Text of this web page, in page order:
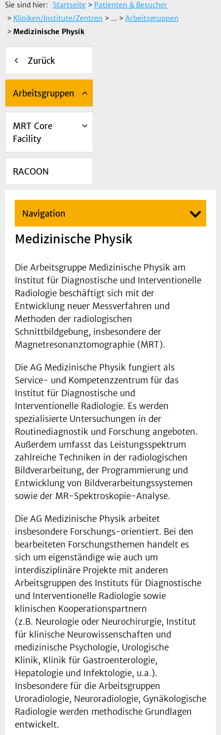
Sie sind hier: Startseite > Patienten & Besucher
> Kliniken/Institute/Zentren > ... > Arbeitsgruppen
> Medizinische Physik
Zurück
Arbeitsgruppen
MRT Core
Facility
RACOON
Navigation
Medizinische Physik
Die Arbeitsgruppe Medizinische Physik am
Institut für Diagnostische und Interventionelle
Radiologie beschäftigt sich mit der
Entwicklung neuer Messverfahren und
Methoden der radiologischen
Schnittbildgebung, insbesondere der
Magnetresonanztomographie (MRT).
Die AG Medizinische Physik fungiert als
Service- und Kompetenzzentrum für das
Institut für Diagnostische und
Interventionelle Radiologie. Es werden
spezialisierte Untersuchungen in der
Routinediagnostik und Forschung angeboten.
Außerdem umfasst das Leistungsspektrum
zahlreiche Techniken in der radiologischen
Bildverarbeitung, der Programmierung und
Entwicklung von Bildverarbeitungssystemen
sowie der MR-Spektroskopie-Analyse.
Die AG Medizinische Physik arbeitet
insbesondere Forschungs-orientiert. Bei den
bearbeiteten Forschungsthemen handelt es
sich um eigenständige wie auch um
interdisziplinäre Projekte mit anderen
Arbeitsgruppen des Instituts für Diagnostische
und Interventionelle Radiologie sowie
klinischen Kooperationspartnern
(z.B. Neurologie oder Neurochirurgie, Institut
für klinische Neurowissenschaften und
medizinische Psychologie, Urologische
Klinik, Klinik für Gastroenterologie,
Hepatologie und Infektologie, u.a.).
Insbesondere für die Arbeitsgruppen
Uroradiologie, Neuroradiologie, Gynäkologische
Radiologie werden methodische Grundlagen
entwickelt.